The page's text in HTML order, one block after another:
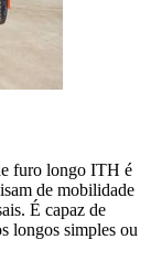
furo longo ITH é
de mobilidade
É capaz de
longos simples ou